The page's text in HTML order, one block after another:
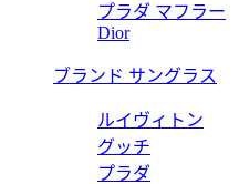
プラダ マフラー
Dior
ブランド サングラス
ルイヴィトン
グッチ
プラダ